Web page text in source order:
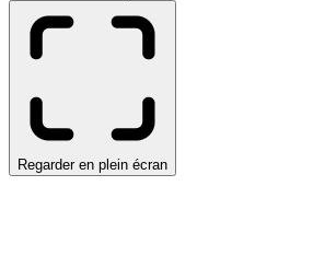
Regarder en plein écran